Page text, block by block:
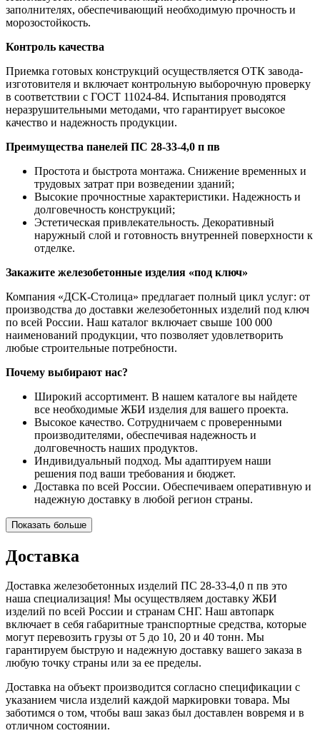
заполнителях, обеспечивающий необходимую прочность и
морозостойкость.
Контроль качества
Приемка готовых конструкций осуществляется ОТК завода-
изготовителя и включает контрольную выборочную проверку
в соответствии с ГОСТ 11024-84. Испытания проводятся
неразрушительными методами, что гарантирует высокое
качество и надежность продукции.
Преимущества панелей ПС 28-33-4,0 п пв
Простота и быстрота монтажа. Снижение временных и
трудовых затрат при возведении зданий;
Высокие прочностные характеристики. Надежность и
долговечность конструкций;
Эстетическая привлекательность. Декоративный
наружный слой и готовность внутренней поверхности к
отделке.
Закажите железобетонные изделия «под ключ»
Компания «ДСК-Столица» предлагает полный цикл услуг: от
производства до доставки железобетонных изделий под ключ
по всей России. Наш каталог включает свыше 100 000
наименований продукции, что позволяет удовлетворить
любые строительные потребности.
Почему выбирают нас?
Широкий ассортимент. В нашем каталоге вы найдете
все необходимые ЖБИ изделия для вашего проекта.
Высокое качество. Сотрудничаем с проверенными
производителями, обеспечивая надежность и
долговечность наших продуктов.
Индивидуальный подход. Мы адаптируем наши
решения под ваши требования и бюджет.
Доставка по всей России. Обеспечиваем оперативную и
надежную доставку в любой регион страны.
Показать больше
Доставка
Доставка железобетонных изделий ПС 28-33-4,0 п пв это
наша специализация! Мы осуществляем доставку ЖБИ
изделий по всей России и странам СНГ. Наш автопарк
включает в себя габаритные транспортные средства, которые
могут перевозить грузы от 5 до 10, 20 и 40 тонн. Мы
гарантируем быструю и надежную доставку вашего заказа в
любую точку страны или за ее пределы.
Доставка на объект производится согласно спецификации с
указанием числа изделий каждой маркировки товара. Мы
заботимся о том, чтобы ваш заказ был доставлен вовремя и в
отличном состоянии.